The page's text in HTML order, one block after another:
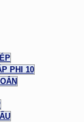
PHI 10